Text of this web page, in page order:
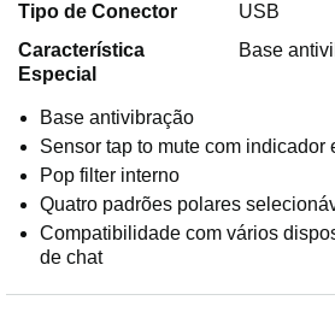
Tipo de Conector
USB
Característica
Especial
Base
Base antivibração
Sensor tap to mute com indicador
Pop filter interno
Quatro padrões polares
Compatibilidade com vários
de chat